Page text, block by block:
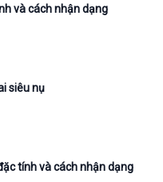
và cách nhận dạng
siêu nụ
tính và cách nhận dạng